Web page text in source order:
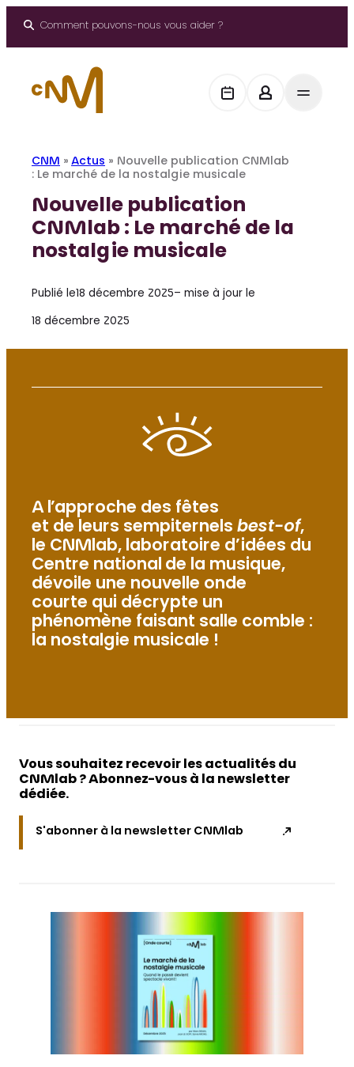
Comment pouvons-nous vous aider ?
CNM » Actus » Nouvelle publication CNMlab
: Le marché de la nostalgie musicale
Nouvelle publication
CNMlab : Le marché de la
nostalgie musicale
Publié le18 décembre 2025– mise à jour le
18 décembre 2025
A l’approche des fêtes
et de leurs sempiternels best-of,
le CNMlab, laboratoire d’idées du
Centre national de la musique,
dévoile une nouvelle onde
courte qui décrypte un
phénomène faisant salle comble :
la nostalgie musicale !
Vous souhaitez recevoir les actualités du
CNMlab ? Abonnez-vous à la newsletter
dédiée.
S'abonner à la newsletter CNMlab